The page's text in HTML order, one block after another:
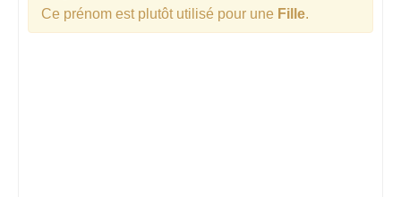
Ce prénom est plutôt utilisé pour une Fille.